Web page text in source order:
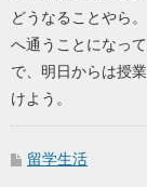
どうなることやら
へ通うことになっ
で、明日からは授
けよう。
留学生活